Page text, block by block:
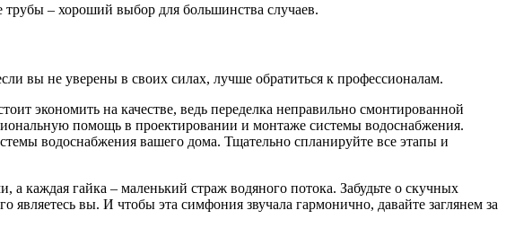
– хороший выбор для большинства случаев.
вы не уверены в своих силах, лучше обратиться к профессионалам.
экономить на качестве, ведь переделка неправильно смонтированной
помощь в проектировании и монтаже системы водоснабжения.
водоснабжения вашего дома. Тщательно спланируйте все этапы и
каждая гайка – маленький страж водяного потока. Забудьте о скучных
вы. И чтобы эта симфония звучала гармонично, давайте заглянем за